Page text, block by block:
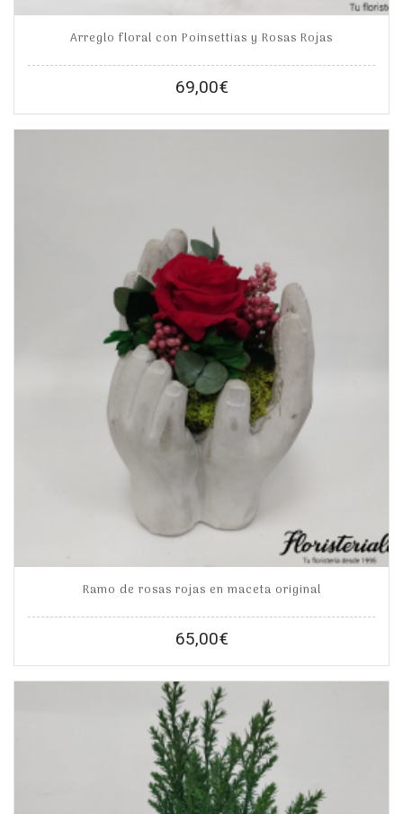
Arreglo floral con Poinsettias y Rosas Rojas
69,00€
Ramo de rosas rojas en maceta original
65,00€